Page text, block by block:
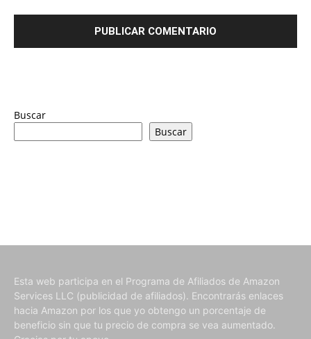
Buscar
Buscar
Esta web participa en el Programa de Afiliados de Amazon
Services LLC (publicidad de afiliados). Encontrarás enlaces
hacia Amazon por los que yo obtengo un porcentaje de
beneficio sin que tu precio de compra se vea aumentado.